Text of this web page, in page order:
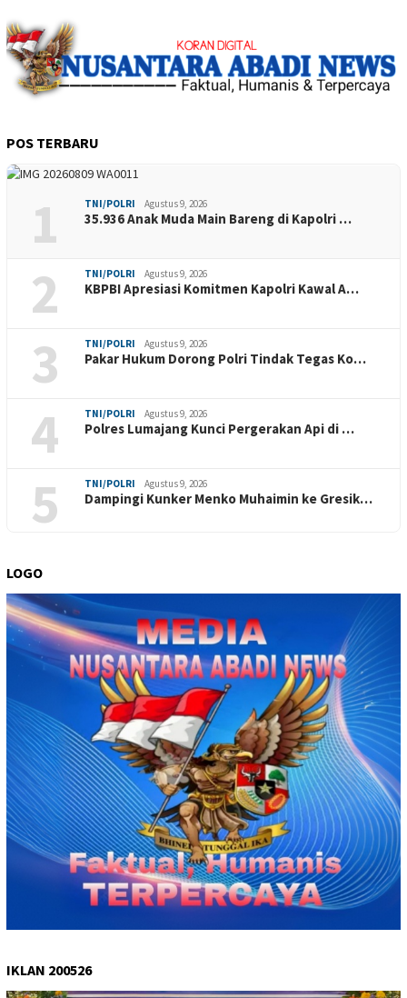
POS TERBARU
1 TNI/POLRI Agustus 9, 2026
35.936 Anak Muda Main Bareng di Kapolri …
2 TNI/POLRI Agustus 9, 2026
KBPBI Apresiasi Komitmen Kapolri Kawal A…
3 TNI/POLRI Agustus 9, 2026
Pakar Hukum Dorong Polri Tindak Tegas Ko…
4 TNI/POLRI Agustus 9, 2026
Polres Lumajang Kunci Pergerakan Api di …
5 TNI/POLRI Agustus 9, 2026
Dampingi Kunker Menko Muhaimin ke Gresik…
LOGO
IKLAN 200526